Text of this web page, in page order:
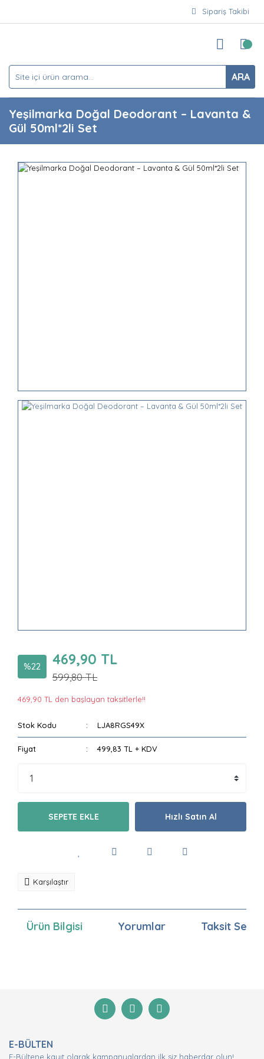
Sipariş Takibi
ARA
Yeşilmarka Doğal Deodorant – Lavanta &
Gül 50ml*2li Set
%22 469,90 TL
599,80 TL
469,90 TL den başlayan taksitlerle!!
Stok Kodu LJA8RGS49X
Fiyat 499,83 TL + KDV
SEPETE EKLE Hızlı Satın Al
Karşılaştır
Ürün Bilgisi Yorumlar Taksit
Yorum Yaz
Görüş ve önerileriniz için teşekkür ederiz.
Ürün açıklamasında eksik bilgiler bulunuyor.
E-BÜLTEN
E-Bültene kayıt olarak kampanyalardan ilk siz haberdar olun!